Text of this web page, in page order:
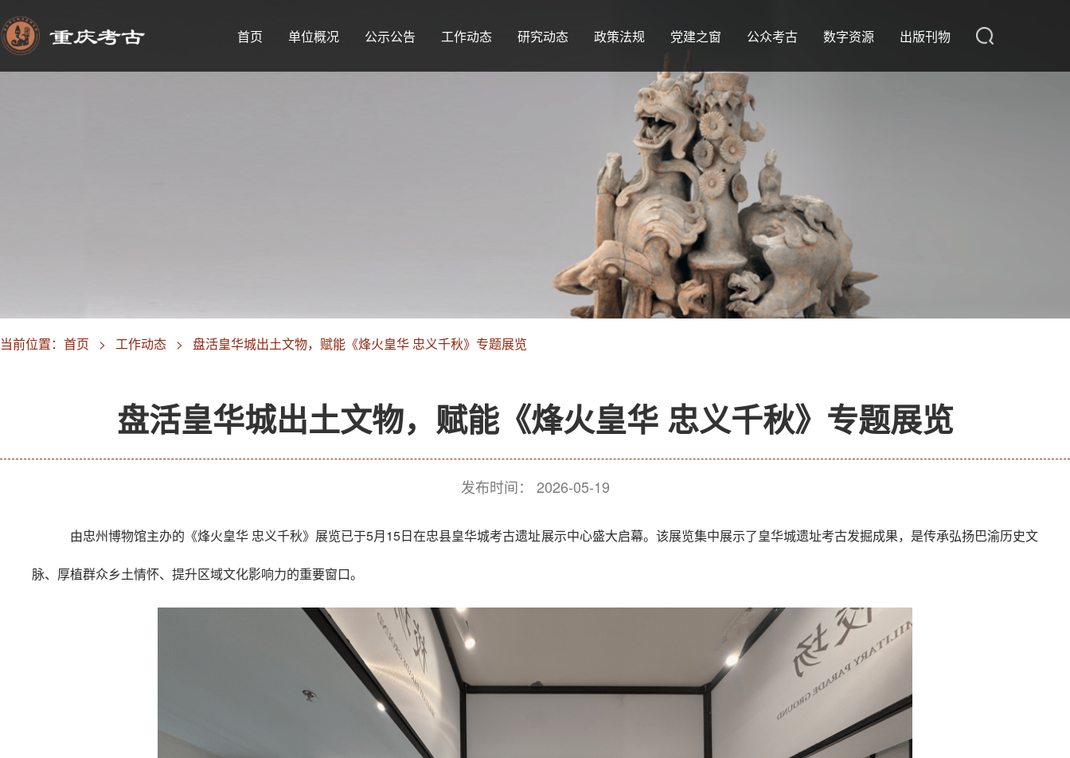
首页 单位概况 公示公告 工作动态 研究动态 政策法规 党建之窗 公众考古 数字资源 出版刊物
当前位置： 首页 > 工作动态 > 盘活皇华城出土文物，赋能《烽火皇华 忠义千秋》专题展览
盘活皇华城出土文物，赋能《烽火皇华 忠义千秋》专题展览
发布时间： 2026-05-19
由忠州博物馆主办的《烽火皇华 忠义千秋》展览已于5月15日在忠县皇华城考古遗址展示中心盛大启幕。该展览集中展示了皇华城遗址考古发掘成果，是传承弘扬巴渝历史文
脉、厚植群众乡土情怀、提升区域文化影响力的重要窗口。